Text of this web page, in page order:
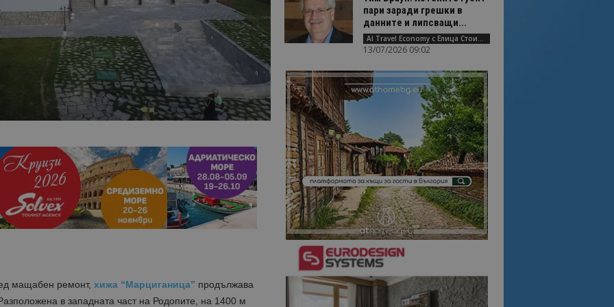
мащабен ремонт, хижа “Марциганица” продължава
в западната част на Родопите, на 1400 м
пари заради грешки в
данните и липсващи...
AI Travel Economy с Елица Стоилова
13/07/2026 09:02